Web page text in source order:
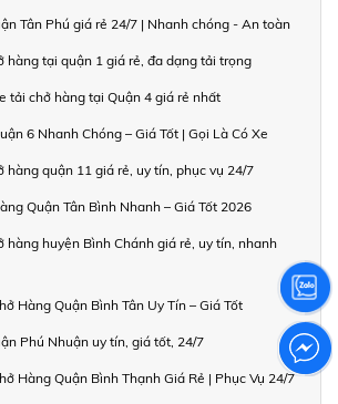
Tân Phú giá rẻ 24/7 | Nhanh chóng - An toàn
hàng tại quận 1 giá rẻ, đa dạng tải trọng
tải chở hàng tại Quận 4 giá rẻ nhất
6 Nhanh Chóng – Giá Tốt | Gọi Là Có Xe
hàng quận 11 giá rẻ, uy tín, phục vụ 24/7
Quận Tân Bình Nhanh – Giá Tốt 2026
hàng huyện Bình Chánh giá rẻ, uy tín, nhanh
Hàng Quận Bình Tân Uy Tín – Giá Tốt
Phú Nhuận uy tín, giá tốt, 24/7
Hàng Quận Bình Thạnh Giá Rẻ | Phục Vụ 24/7